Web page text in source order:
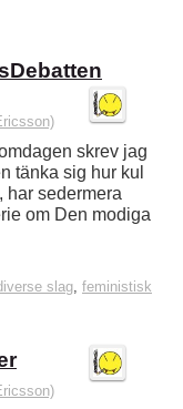
skrev jag
tänka sig hur kul
har sedermera
om Den modiga
slag, feministisk